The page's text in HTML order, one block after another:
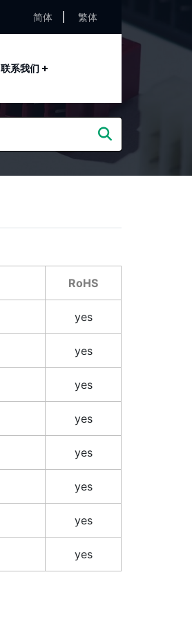
简体 繁体
联系我们
RoHS
yes
yes
yes
yes
yes
yes
yes
yes